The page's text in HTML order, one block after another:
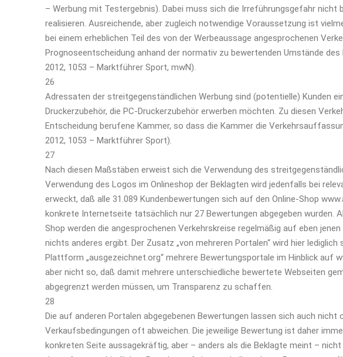
– Werbung mit Testergebnis). Dabei muss sich die Irreführungsgefahr nicht
realisieren. Ausreichende, aber zugleich notwendige Voraussetzung ist
bei einem erheblichen Teil des von der Werbeaussage angesprochenen
Prognoseentscheidung anhand der normativ zu bewertenden Umstände des
2012, 1053 – Marktführer Sport, mwN).
26
Adressaten der streitgegenständlichen Werbung sind (potentielle) Kunden
Druckerzubehör, die PC-Druckerzubehör erwerben möchten. Zu diesen
Entscheidung berufene Kammer, so dass die Kammer die
2012, 1053 – Marktführer Sport).
27
Nach diesen Maßstäben erweist sich die Verwendung des
Verwendung des Logos im Onlineshop der Beklagten wird jedenfalls bei
erweckt, daß alle 31.089 Kundenbewertungen sich auf den Online-Shop
konkrete Internetseite tatsächlich nur 27 Bewertungen abgegeben wurden.
Shop werden die angesprochenen Verkehrskreise regelmäßig auf eben
nichts anderes ergibt. Der Zusatz „von mehreren Portalen“ wird hier
Plattform „ausgezeichnet.org“ mehrere Bewertungsportale im Hinblick auf
aber nicht so, daß damit mehrere unterschiedliche bewertete Webseiten
abgegrenzt werden müssen, um Transparenz zu schaffen.
28
Die auf anderen Portalen abgegebenen Bewertungen lassen sich auch nicht
Verkaufsbedingungen oft abweichen. Die jeweilige Bewertung ist daher
konkreten Seite aussagekräftig, aber – anders als die Beklagte meint –